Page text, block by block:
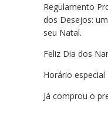
Regulamento
dos Desejos:
seu Natal.
Feliz Dia dos
Horário especial
Já comprou o